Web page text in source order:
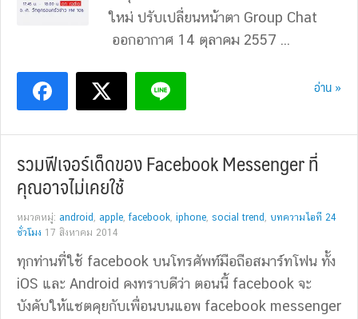
ใหม่ ปรับเปลี่ยนหน้าตา Group Chat
ออกอากาศ 14 ตุลาคม 2557 ...
อ่าน »
รวมฟีเจอร์เด็ดของ Facebook Messenger ที่
คุณอาจไม่เคยใช้
หมวดหมู่: android , apple,facebook, iphone, social trend , บทความไอที 24
ชั่วโมง 17 สิงหาคม 2014
ทุกท่านที่ใช้ facebook บนโทรศัพท์มือถือสมาร์ทโฟน ทั้ง
iOS และ Android คงทราบดีว่า ตอนนี้ facebook จะ
บังคับให้แชตคุยกับเพื่อนบนแอพ facebook messenger